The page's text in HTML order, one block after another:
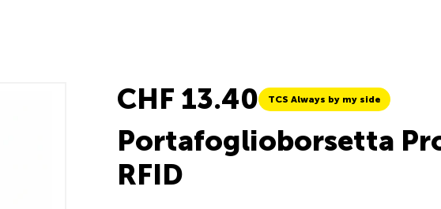
CHF 13.40 TCS Always by my side
Portafoglioborsetta
RFID